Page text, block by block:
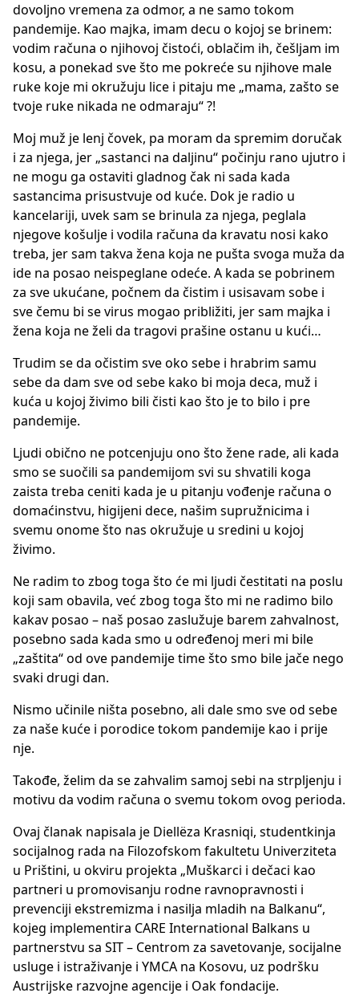
dovoljno vremena za odmor, a ne samo tokom
pandemije. Kao majka, imam decu o kojoj se brinem:
vodim računa o njihovoj čistoći, oblačim ih, češljam im
kosu, a ponekad sve što me pokreće su njihove male
ruke koje mi okružuju lice i pitaju me „mama, zašto se
tvoje ruke nikada ne odmaraju“ ?!
Moj muž je lenj čovek, pa moram da spremim doručak
i za njega, jer „sastanci na daljinu“ počinju rano ujutro i
ne mogu ga ostaviti gladnog čak ni sada kada
sastancima prisustvuje od kuće. Dok je radio u
kancelariji, uvek sam se brinula za njega, peglala
njegove košulje i vodila računa da kravatu nosi kako
treba, jer sam takva žena koja ne pušta svoga muža da
ide na posao neispeglane odeće. A kada se pobrinem
za sve ukućane, počnem da čistim i usisavam sobe i
sve čemu bi se virus mogao približiti, jer sam majka i
žena koja ne želi da tragovi prašine ostanu u kući…
Trudim se da očistim sve oko sebe i hrabrim samu
sebe da dam sve od sebe kako bi moja deca, muž i
kuća u kojoj živimo bili čisti kao što je to bilo i pre
pandemije.
Ljudi obično ne potcenjuju ono što žene rade, ali kada
smo se suočili sa pandemijom svi su shvatili koga
zaista treba ceniti kada je u pitanju vođenje računa o
domaćinstvu, higijeni dece, našim supružnicima i
svemu onome što nas okružuje u sredini u kojoj
živimo.
Ne radim to zbog toga što će mi ljudi čestitati na poslu
koji sam obavila, već zbog toga što mi ne radimo bilo
kakav posao – naš posao zaslužuje barem zahvalnost,
posebno sada kada smo u određenoj meri mi bile
„zaštita“ od ove pandemije time što smo bile jače nego
svaki drugi dan.
Nismo učinile ništa posebno, ali dale smo sve od sebe
za naše kuće i porodice tokom pandemije kao i prije
nje.
Takođe, želim da se zahvalim samoj sebi na strpljenju i
motivu da vodim računa o svemu tokom ovog perioda.
Ovaj članak napisala je Diellëza Krasniqi, studentkinja
socijalnog rada na Filozofskom fakultetu Univerziteta
u Prištini, u okviru projekta „Muškarci i dečaci kao
partneri u promovisanju rodne ravnopravnosti i
prevenciji ekstremizma i nasilja mladih na Balkanu“,
kojeg implementira CARE International Balkans u
partnerstvu sa SIT – Centrom za savetovanje, socijalne
usluge i istraživanje i YMCA na Kosovu, uz podršku
Austrijske razvojne agencije i Oak fondacije.